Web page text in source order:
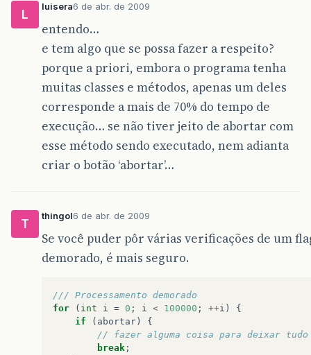
L
luisera6 de abr. de 2009
entendo…
e tem algo que se possa fazer a respeito?
porque a priori, embora o programa tenha
muitas classes e métodos, apenas um deles
corresponde a mais de 70% do tempo de
execução… se não tiver jeito de abortar com
esse método sendo executado, nem adianta
criar o botão ‘abortar’…
T
thingol6 de abr. de 2009
Se você puder pôr várias verificações de um
demorado, é mais seguro.
/// Processamento demorado
for
( int i = 0 ; i < 100000 ; ++i )
{
if
( abortar )
{
// fazer alguma coisa para deixar
break ;